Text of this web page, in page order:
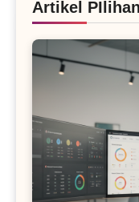
Artikel PIlihan